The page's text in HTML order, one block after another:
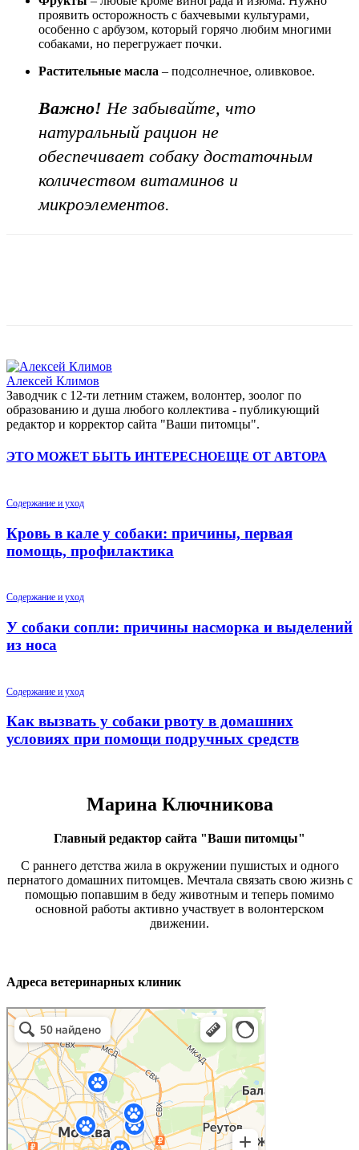
проявить осторожность с бахчевыми культурами,
особенно с арбузом, который горячо любим многими
собаками, но перегружает почки.
Растительные масла – подсолнечное, оливковое.
Важно! Не забывайте, что
натуральный рацион не
обеспечивает собаку достаточным
количеством витаминов и
микроэлементов.
Алексей Климов
Заводчик c 12-ти летним стажем, волонтер, зоолог по
образованию и душа любого коллектива - публикующий
редактор и корректор сайта "Ваши питомцы".
ЭТО МОЖЕТ БЫТЬ ИНТЕРЕСНОЕЩЕ ОТ АВТОРА
Содержание и уход
Кровь в кале у собаки: причины, первая
помощь, профилактика
Содержание и уход
У собаки сопли: причины насморка и выделений
из носа
Содержание и уход
Как вызвать у собаки рвоту в домашних
условиях при помощи подручных средств
Марина Ключникова
Главный редактор сайта "Ваши питомцы"
С раннего детства жила в окружении пушистых и одного
пернатого домашних питомцев. Мечтала связать свою жизнь с
помощью попавшим в беду животным и теперь помимо
основной работы активно участвует в волонтерском
движении.
Адреса ветеринарных клиник